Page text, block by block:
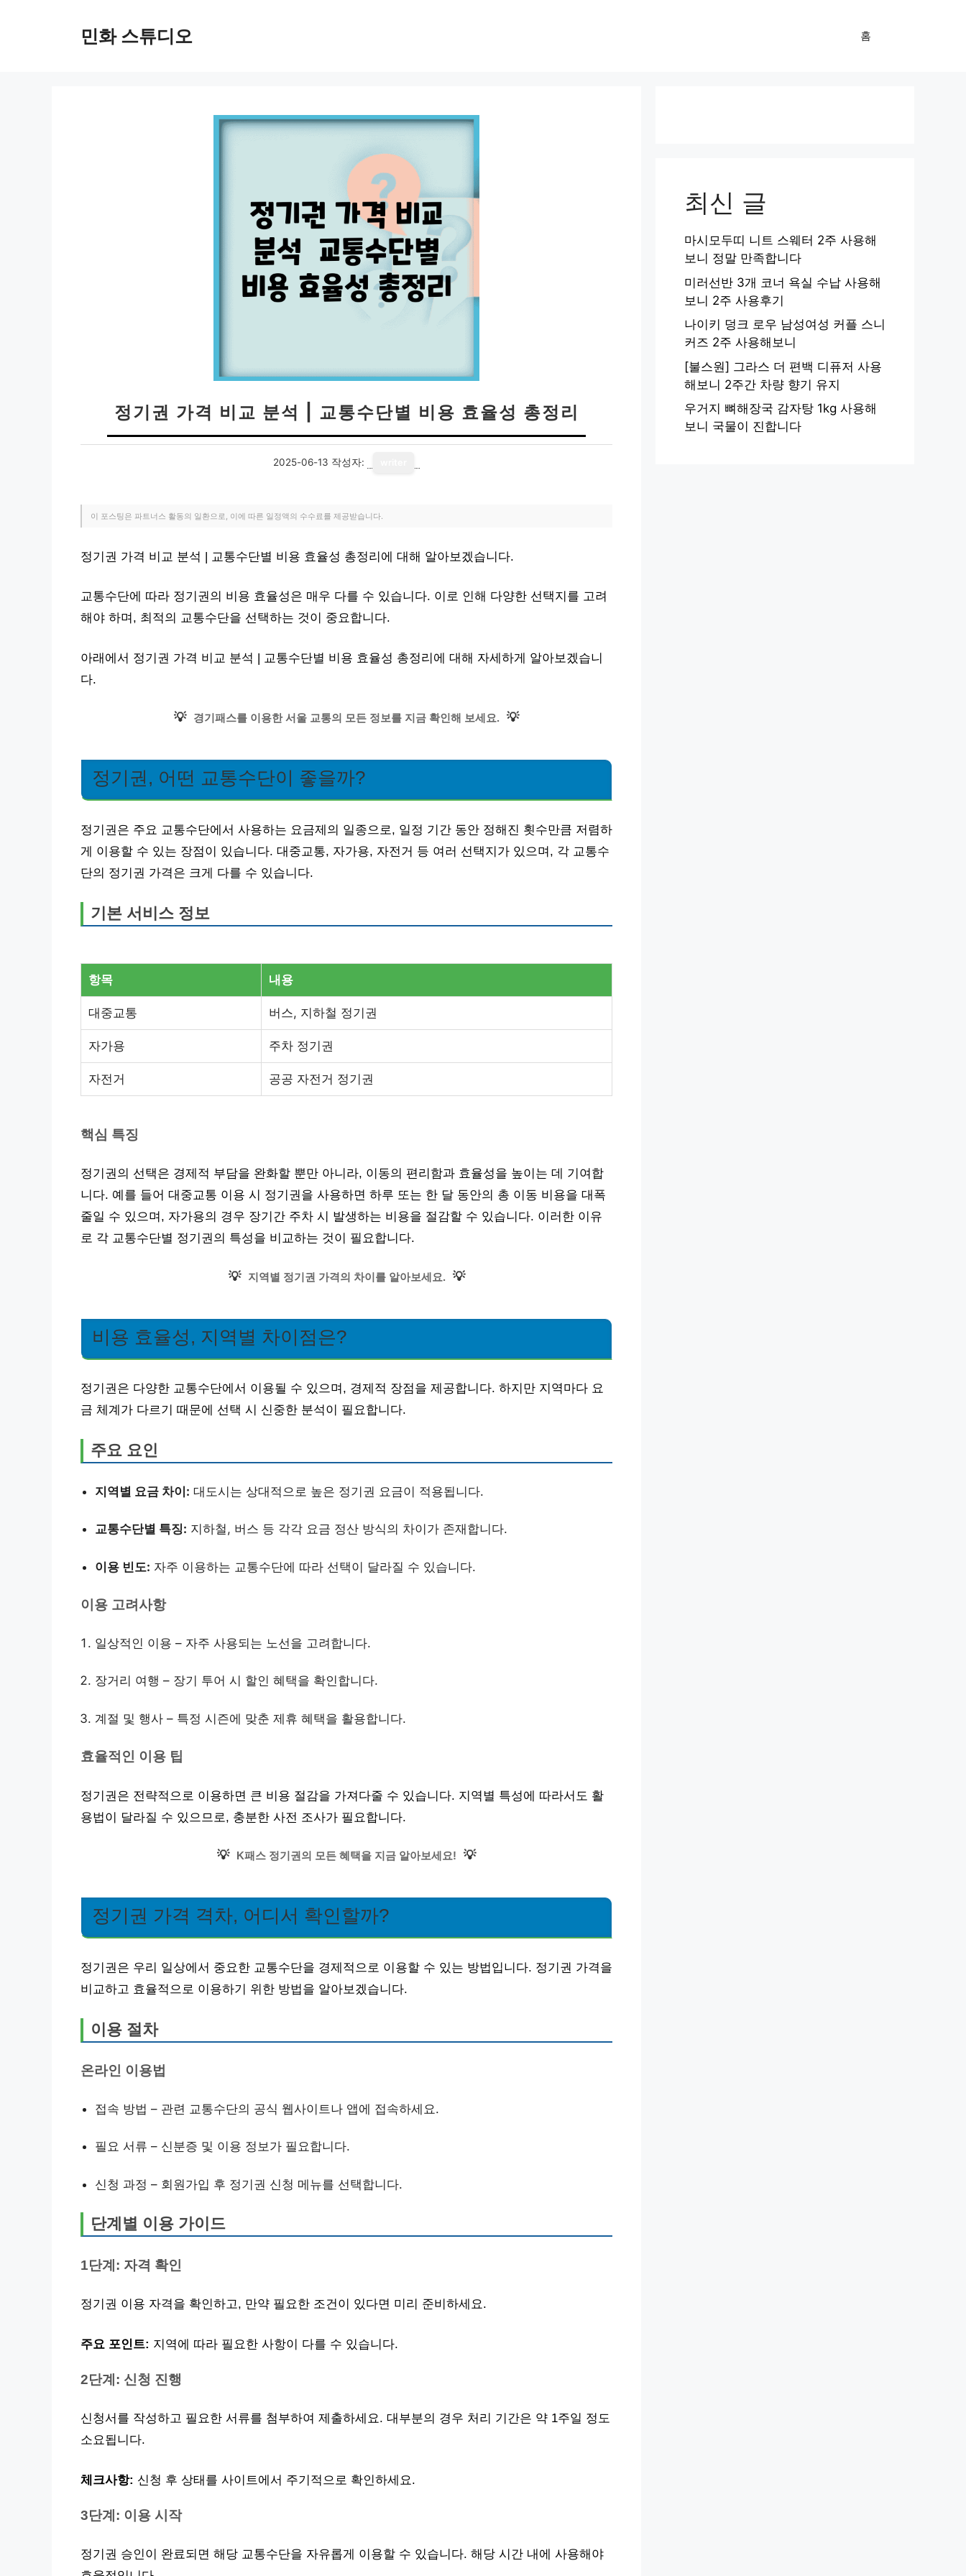
민화 스튜디오 홈
정기권 가격 비교 분석 | 교통수단별 비용 효율성 총정리
2025-06-13 작성자:
이 포스팅은 파트너스 활동의 일환으로, 이에 따른 일정액의 수수료를 제공받습니다.
정기권 가격 비교 분석 | 교통수단별 비용 효율성 총정리에 대해 알아보겠습니다.
교통수단에 따라 정기권의 비용 효율성은 매우 다를 수 있습니다. 이로 인해 다양한 선택지를 고려
해야 하며, 최적의 교통수단을 선택하는 것이 중요합니다.
아래에서 정기권 가격 비교 분석 | 교통수단별 비용 효율성 총정리에 대해 자세하게 알아보겠습니
다.
💡 경기패스를 이용한 서울 교통의 모든 정보를 지금 확인해 보세요. 💡
정기권, 어떤 교통수단이 좋을까?
정기권은 주요 교통수단에서 사용하는 요금제의 일종으로, 일정 기간 동안 정해진 횟수만큼 저렴하
게 이용할 수 있는 장점이 있습니다. 대중교통, 자가용, 자전거 등 여러 선택지가 있으며, 각 교통수
단의 정기권 가격은 크게 다를 수 있습니다.
기본 서비스 정보
항목 내용
대중교통 버스, 지하철 정기권
자가용 주차 정기권
자전거 공공 자전거 정기권
핵심 특징
정기권의 선택은 경제적 부담을 완화할 뿐만 아니라, 이동의 편리함과 효율성을 높이는 데 기여합
니다. 예를 들어 대중교통 이용 시 정기권을 사용하면 하루 또는 한 달 동안의 총 이동 비용을 대폭
줄일 수 있으며, 자가용의 경우 장기간 주차 시 발생하는 비용을 절감할 수 있습니다. 이러한 이유
로 각 교통수단별 정기권의 특성을 비교하는 것이 필요합니다.
💡 지역별 정기권 가격의 차이를 알아보세요. 💡
비용 효율성, 지역별 차이점은?
정기권은 다양한 교통수단에서 이용될 수 있으며, 경제적 장점을 제공합니다. 하지만 지역마다 요
금 체계가 다르기 때문에 선택 시 신중한 분석이 필요합니다.
주요 요인
지역별 요금 차이: 대도시는 상대적으로 높은 정기권 요금이 적용됩니다.
교통수단별 특징: 지하철, 버스 등 각각 요금 정산 방식의 차이가 존재합니다.
이용 빈도: 자주 이용하는 교통수단에 따라 선택이 달라질 수 있습니다.
이용 고려사항
일상적인 이용 – 자주 사용되는 노선을 고려합니다.
장거리 여행 – 장기 투어 시 할인 혜택을 확인합니다.
계절 및 행사 – 특정 시즌에 맞춘 제휴 혜택을 활용합니다.
효율적인 이용 팁
정기권은 전략적으로 이용하면 큰 비용 절감을 가져다줄 수 있습니다. 지역별 특성에 따라서도 활
용법이 달라질 수 있으므로, 충분한 사전 조사가 필요합니다.
💡 K패스 정기권의 모든 혜택을 지금 알아보세요! 💡
정기권 가격 격차, 어디서 확인할까?
정기권은 우리 일상에서 중요한 교통수단을 경제적으로 이용할 수 있는 방법입니다. 정기권 가격을
비교하고 효율적으로 이용하기 위한 방법을 알아보겠습니다.
이용 절차
온라인 이용법
접속 방법 – 관련 교통수단의 공식 웹사이트나 앱에 접속하세요.
필요 서류 – 신분증 및 이용 정보가 필요합니다.
신청 과정 – 회원가입 후 정기권 신청 메뉴를 선택합니다.
단계별 이용 가이드
1단계: 자격 확인
정기권 이용 자격을 확인하고, 만약 필요한 조건이 있다면 미리 준비하세요.
주요 포인트: 지역에 따라 필요한 사항이 다를 수 있습니다.
2단계: 신청 진행
신청서를 작성하고 필요한 서류를 첨부하여 제출하세요. 대부분의 경우 처리 기간은 약 1주일 정도
소요됩니다.
체크사항: 신청 후 상태를 사이트에서 주기적으로 확인하세요.
3단계: 이용 시작
정기권 승인이 완료되면 해당 교통수단을 자유롭게 이용할 수 있습니다. 해당 시간 내에 사용해야
최신 글
마시모두띠 니트 스웨터 2주 사용해
보니 정말 만족합니다
미러선반 3개 코너 욕실 수납 사용해
보니 2주 사용후기
나이키 덩크 로우 남성여성 커플 스니
커즈 2주 사용해보니
[불스원] 그라스 더 편백 디퓨저 사용
해보니 2주간 차량 향기 유지
우거지 뼈해장국 감자탕 1kg 사용해
보니 국물이 진합니다